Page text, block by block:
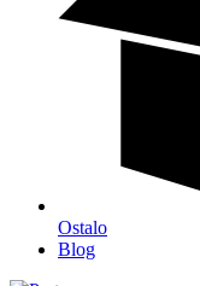
Ostalo
Blog